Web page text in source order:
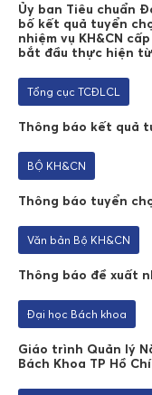
Ủy ban Tiêu chuẩn
bố kết quả tuyển
nhiệm vụ KH&CN
bắt đầu thực hiện
Tổng cục TCĐLCL
Thông báo kết quả
BỘ KH&CN
Thông báo tuyển
Văn bản Bộ KH&CN
Thông báo đề xuất
Đại học Bách khoa
Giáo trình Quản lý
Bách Khoa TP Hồ